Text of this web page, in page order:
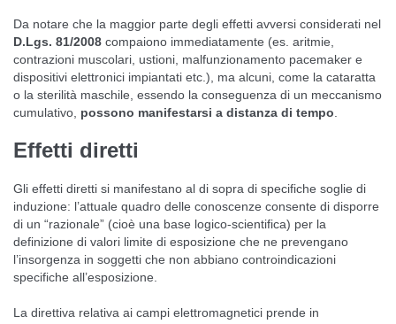
Da notare che la maggior parte degli effetti avversi considerati nel
D.Lgs. 81/2008 compaiono immediatamente (es. aritmie,
contrazioni muscolari, ustioni, malfunzionamento pacemaker e
dispositivi elettronici impiantati etc.), ma alcuni, come la cataratta
o la sterilità maschile, essendo la conseguenza di un meccanismo
cumulativo, possono manifestarsi a distanza di tempo
Effetti diretti
Gli effetti diretti si manifestano al di sopra di specifiche soglie di
induzione: l’attuale quadro delle conoscenze consente di disporre
di un “razionale” (cioè una base logico-scientifica) per la
definizione di valori limite di esposizione che ne prevengano
l’insorgenza in soggetti che non abbiano controindicazioni
specifiche all’esposizione.
La direttiva relativa ai campi elettromagnetici prende in